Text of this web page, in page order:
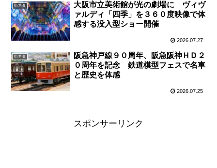
街ネタ
大阪市立美術館が光の劇場に ヴィヴ
ァルディ「四季」を３６０度映像で体
感する没入型ショー開催
2026.07.27
街ネタ
阪急神戸線９０周年、阪急阪神ＨＤ２
０周年を記念 鉄道模型フェスで名車
と歴史を体感
2026.07.25
スポンサーリンク